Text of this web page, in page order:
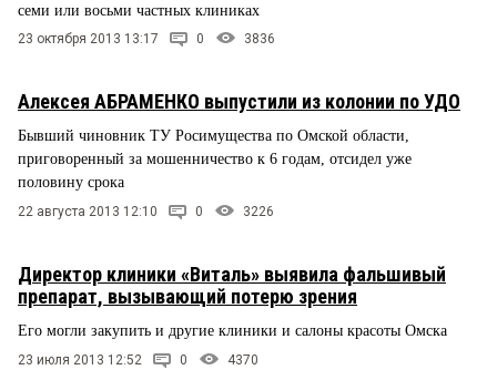
семи или восьми частных клиниках
23 октября 2013 13:17 0 3836
Алексея АБРАМЕНКО выпустили из колонии по УДО
Бывший чиновник ТУ Росимущества по Омской области,
приговоренный за мошенничество к 6 годам, отсидел уже
половину срока
22 августа 2013 12:10 0 3226
Директор клиники «Виталь» выявила фальшивый
препарат, вызывающий потерю зрения
Его могли закупить и другие клиники и салоны красоты Омска
23 июля 2013 12:52 0 4370